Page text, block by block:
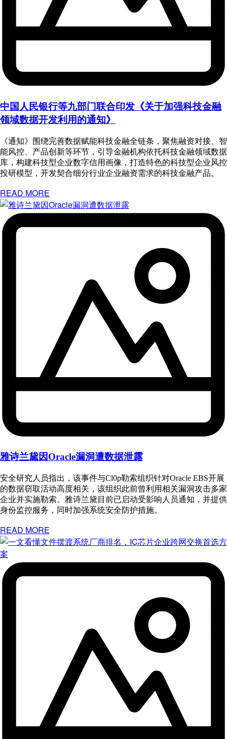
中国人民银行等九部门联合印发《关于加强科技金融
领域数据开发利用的通知》
《通知》围绕完善数据赋能科技金融全链条，聚焦融资对接、智
能风控、产品创新等环节，引导金融机构依托科技金融领域数据
库，构建科技型企业数字信用画像，打造特色的科技型企业风控
投研模型，开发契合细分行业企业融资需求的科技金融产品。
READ MORE
雅诗兰黛因Oracle漏洞遭数据泄露
安全研究人员指出，该事件与Cl0p勒索组织针对Oracle EBS开展
的数据窃取活动高度相关，该组织此前曾利用相关漏洞攻击多家
企业并实施勒索。雅诗兰黛目前已启动受影响人员通知，并提供
身份监控服务，同时加强系统安全防护措施。
READ MORE